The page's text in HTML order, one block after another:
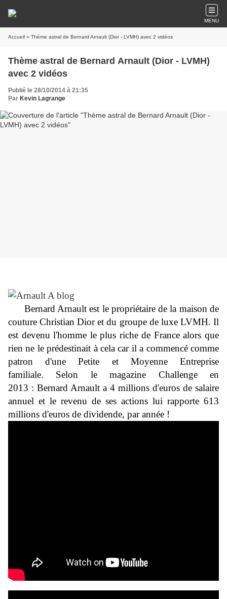
MENU
Accueil » Thème astral de Bernard Arnault (Dior - LVMH) avec 2 vidéos
Thème astral de Bernard Arnault (Dior - LVMH)
avec 2 vidéos
Publié le 28/10/2014 à 21:35
Par Kevin Lagrange
Bernard Arnault est le propriétaire de la maison de
couture Christian Dior et du groupe de luxe LVMH. Il
est devenu l'homme le plus riche de France alors que
rien ne le prédestinait à cela car il a commencé comme
patron d'une Petite et Moyenne Entreprise
familiale.
Selon le magazine Challenge en
2013 : Bernard Arnault a 4 millions d'euros de salaire
annuel et le revenu de ses actions lui rapporte 613
millions d'euros de dividende, par année !